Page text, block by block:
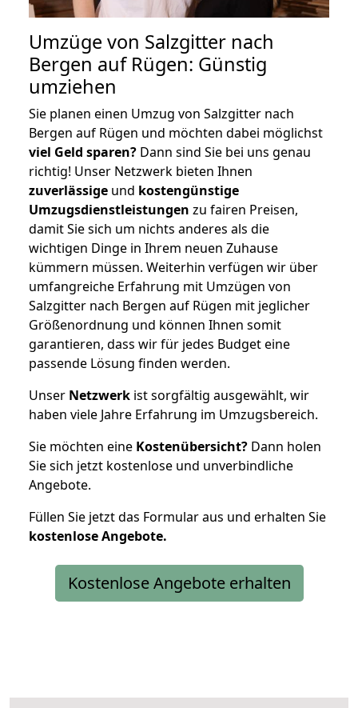
Umzüge von Salzgitter nach
Bergen auf Rügen: Günstig
umziehen
Sie planen einen Umzug von Salzgitter nach
Bergen auf Rügen und möchten dabei möglichst
viel Geld sparen? Dann sind Sie bei uns genau
richtig! Unser Netzwerk bieten Ihnen
zuverlässige und kostengünstige
Umzugsdienstleistungen zu fairen Preisen,
damit Sie sich um nichts anderes als die
wichtigen Dinge in Ihrem neuen Zuhause
kümmern müssen. Weiterhin verfügen wir über
umfangreiche Erfahrung mit Umzügen von
Salzgitter nach Bergen auf Rügen mit jeglicher
Größenordnung und können Ihnen somit
garantieren, dass wir für jedes Budget eine
passende Lösung finden werden.
Unser Netzwerk ist sorgfältig ausgewählt, wir
haben viele Jahre Erfahrung im Umzugsbereich.
Sie möchten eine Kostenübersicht? Dann holen
Sie sich jetzt kostenlose und unverbindliche
Angebote.
Füllen Sie jetzt das Formular aus und erhalten Sie
kostenloseAngebote.
Kostenlose Angebote erhalten